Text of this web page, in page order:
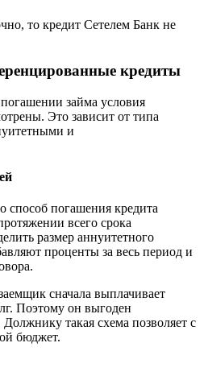
то кредит Сетелем Банк не
кредиты
займа условия
Это зависит от типа
и
способ погашения кредита
всего срока
размер аннуитетного
проценты за весь период и
сначала выплачивает
Поэтому он выгоден
такая схема позволяет с
бюджет.